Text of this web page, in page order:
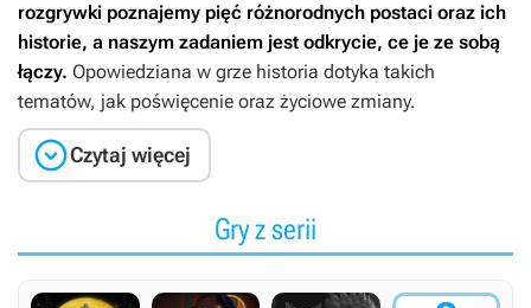
rozgrywki poznajemy pięć różnorodnych postaci oraz ich
historie, a naszym zadaniem jest odkrycie, ce je ze sobą
łączy. Opowiedziana w grze historia dotyka takich
tematów, jak poświęcenie oraz życiowe zmiany.
Czytaj więcej
Gry z serii